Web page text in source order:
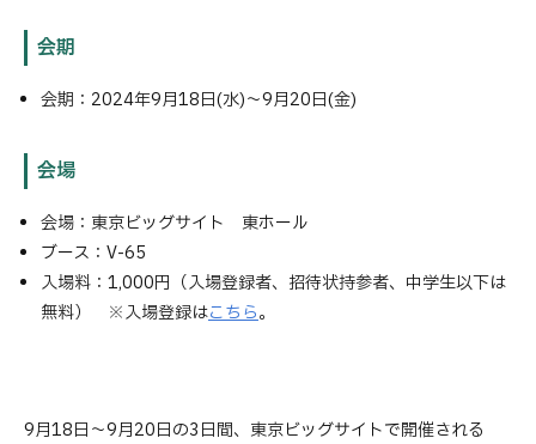
会期
会期：2024年9月18日(水)～9月20日(金)
会場
会場：東京ビッグサイト 東ホール
ブース：V-65
入場料：1,000円（入場登録者、招待状持参者、中学生以下は
無料） ※入場登録はこちら。
9月18日～9月20日の3日間、東京ビッグサイトで開催される